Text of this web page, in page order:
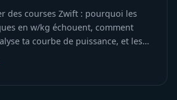
des courses Zwift : pourquoi les
en w/kg échouent, comment
ta courbe de puissance, et les